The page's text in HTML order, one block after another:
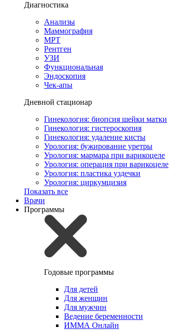
Диагностика
Анализы
Маммография
МРТ
Рентген
УЗИ
Функциональная
Эндоскопия
Чек-апы
Дневной стационар
Гинекология: биопсия шейки матки
Гинекология: гистероскопия
Гинекология: удаление кисты
Урология: бужирование уретры
Урология: мармара при варикоцеле
Урология: операция при варикоцеле
Урология: пластика уздечки
Урология: циркумцизия
Показать все
Врачи
Программы
Годовые программы
Для детей
Для женщин
Для мужчин
Ведение беременности
ИММА Онлайн